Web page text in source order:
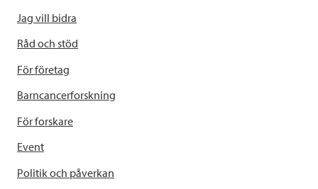
Jag vill bidra
Råd och stöd
För företag
Barncancerforskning
För forskare
Event
Politik och påverkan